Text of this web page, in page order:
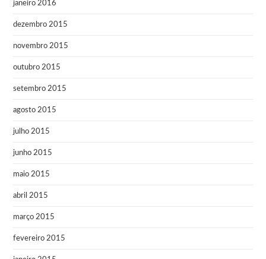
janeiro 2016
dezembro 2015
novembro 2015
outubro 2015
setembro 2015
agosto 2015
julho 2015
junho 2015
maio 2015
abril 2015
março 2015
fevereiro 2015